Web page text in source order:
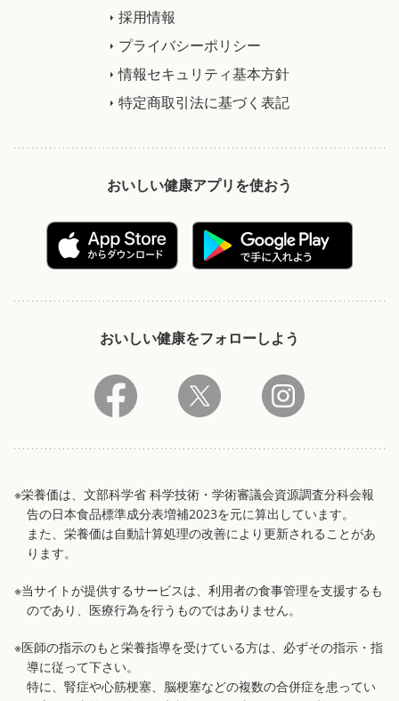
採用情報
プライバシーポリシー
情報セキュリティ基本方針
特定商取引法に基づく表記
おいしい健康アプリを使おう
おいしい健康をフォローしよう
※栄養価は、文部科学省 科学技術・学術審議会資源調査分科会報
告の日本食品標準成分表増補2023を元に算出しています。
また、栄養価は自動計算処理の改善により更新されることがあ
ります。
※当サイトが提供するサービスは、利用者の食事管理を支援するも
のであり、医療行為を行うものではありません。
※医師の指示のもと栄養指導を受けている方は、必ずその指示・指
導に従って下さい。
特に、腎症や心筋梗塞、脳梗塞などの複数の合併症を患ってい